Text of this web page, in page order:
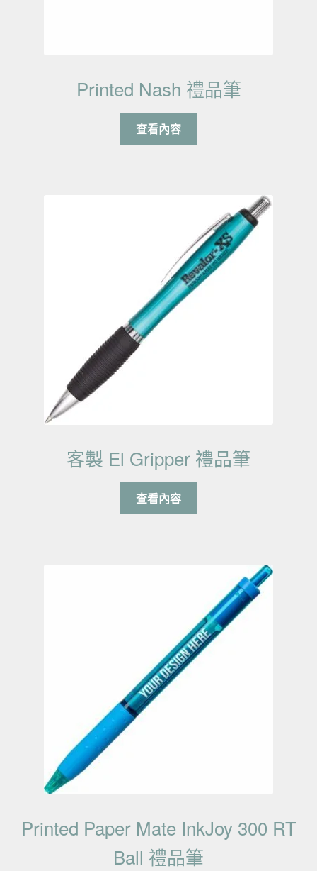
Printed Nash 禮品筆
查看內容
客製 El Gripper 禮品筆
查看內容
Printed Paper Mate InkJoy 300 RT
Ball 禮品筆